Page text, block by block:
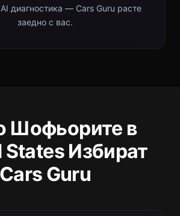
диагностика — Cars Guru расте
заедно с вас.
Шофьорите в
States Избират
Cars Guru